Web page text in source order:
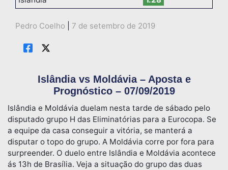
Pedro Coelho 7 de setembro de 2019
Islândia vs Moldávia – Aposta e
Prognóstico – 07/09/2019
Islândia e Moldávia duelam nesta tarde de sábado pelo
disputado grupo H das Eliminatórias para a Eurocopa. Se
a equipe da casa conseguir a vitória, se manterá a
disputar o topo do grupo. A Moldávia corre por fora para
surpreender. O duelo entre Islândia e Moldávia acontece
ás 13h de Brasília. Veja a situação do grupo das duas